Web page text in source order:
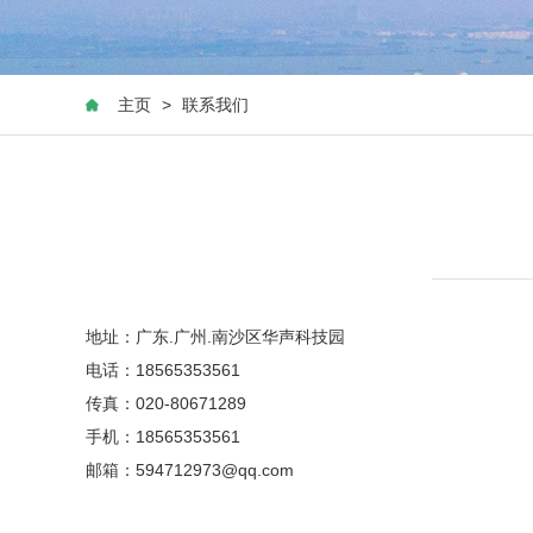
主页 > 联系我们
地址：广东.广州.南沙区华声科技园
电话：18565353561
传真：020-80671289
手机：18565353561
邮箱：594712973@qq.com